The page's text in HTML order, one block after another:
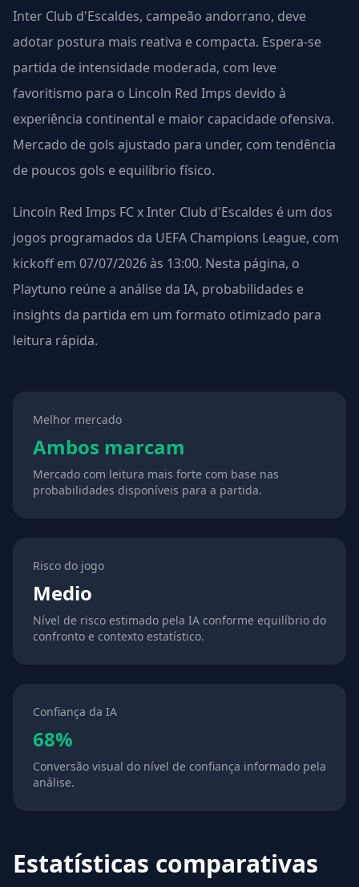
Inter Club d'Escaldes, campeão andorrano, deve
adotar postura mais reativa e compacta. Espera-se
partida de intensidade moderada, com leve
favoritismo para o Lincoln Red Imps devido à
experiência continental e maior capacidade ofensiva.
Mercado de gols ajustado para under, com tendência
de poucos gols e equilíbrio físico.
Lincoln Red Imps FC x Inter Club d'Escaldes é um dos
jogos programados da UEFA Champions League, com
kickoff em 07/07/2026 às 13:00. Nesta página, o
Playtuno reúne a análise da IA, probabilidades e
insights da partida em um formato otimizado para
leitura rápida.
Melhor mercado
Ambos marcam
Mercado com leitura mais forte com base nas
probabilidades disponíveis para a partida.
Risco do jogo
Medio
Nível de risco estimado pela IA conforme equilíbrio do
confronto e contexto estatístico.
Confiança da IA
68%
Conversão visual do nível de confiança informado pela
análise.
Estatísticas comparativas